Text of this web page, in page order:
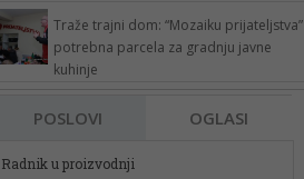
Traže trajni dom: “Mozaiku prijateljstva”
potrebna parcela za gradnju javne
kuhinje
POSLOVI OGLASI
Higijeničarka u proizvodnom pogonu